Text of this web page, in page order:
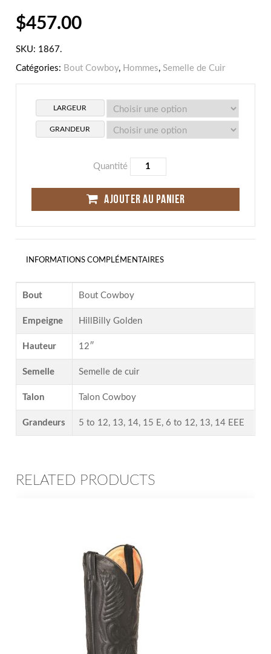
$457.00
SKU: 1867.
Catégories: Bout Cowboy, Hommes,Semelle de Cuir
LARGEUR
GRANDEUR
Quantité
AJOUTER AU PANIER
INFORMATIONS COMPLÉMENTAIRES
Bout Bout Cowboy
Empeigne HillBilly Golden
Hauteur 12″
Semelle Semelle de cuir
Talon Talon Cowboy
Grandeurs 5 to 12, 13, 14, 15 E, 6 to 12, 13, 14 EEE
RELATED PRODUCTS